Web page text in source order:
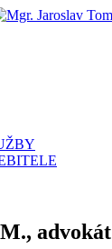
advokát